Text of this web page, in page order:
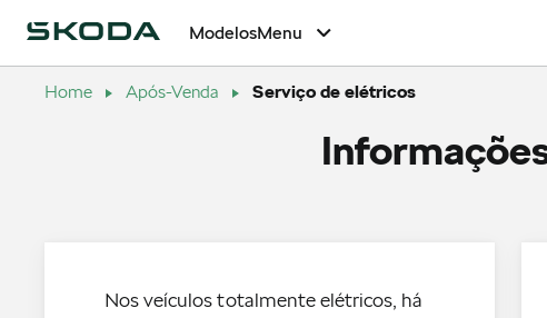
ModelosMenu
Home Após-Venda Serviço de elétricos
Nos veículos totalmente elétricos, há